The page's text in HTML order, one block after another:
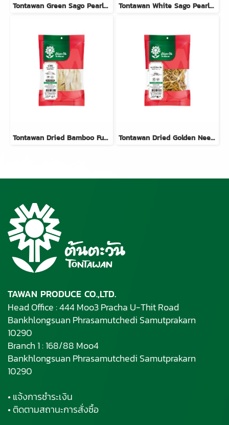
Tontawan Green Sago Pearls (Small) 500g Tontawan White Sago Pearls (Small) 500g
Tontawan Dried Bamboo Fungus 15g Tontawan Dried Golden Needles (Day Lily Buds) 80g
TAWAN PRODUCE CO.,LTD.
Head Office : 444 Moo3 Pracha U-Thit Road
Bankhlongsuan Phrasamutchedi Samutprakarn
10290
Branch 1 : 168/88 Moo4
Bankhlongsuan Phrasamutchedi Samutprakarn
10290
• แจ้งการชำระเงิน
• ติดตามสถานะการสั่งซื้อ